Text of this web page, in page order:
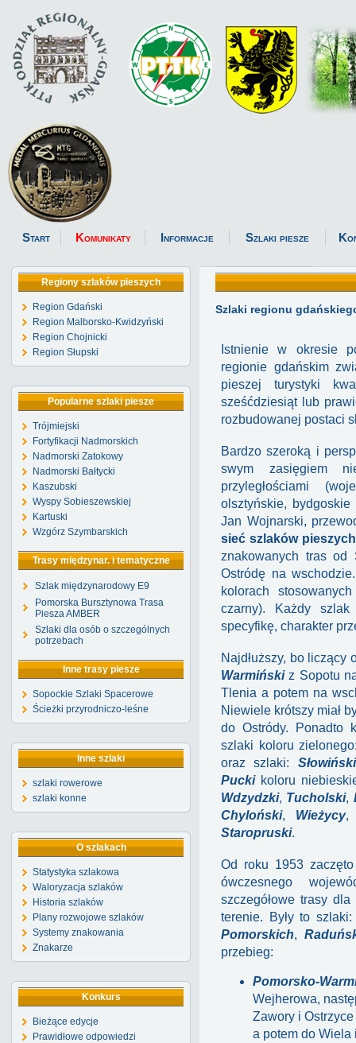
Start Komunikaty Informacje Szlaki piesze
Regiony szlaków pieszych
Region Gdański
Region Malborsko-Kwidzyński
Region Chojnicki
Region Słupski
Popularne szlaki piesze
Trójmiejski
Fortyfikacji Nadmorskich
Nadmorski Zatokowy
Nadmorski Bałtycki
Kaszubski
Wyspy Sobieszewskiej
Kartuski
Wzgórz Szymbarskich
Trasy międzynar. i tematyczne
Szlak międzynarodowy E9
Pomorska Bursztynowa Trasa
Piesza AMBER
Szlaki dla osób o szczególnych
potrzebach
Inne trasy piesze
Sopockie Szlaki Spacerowe
Ścieżki przyrodniczo-leśne
Inne szlaki
szlaki rowerowe
szlaki konne
O szlakach
Statystyka szlakowa
Waloryzacja szlaków
Historia szlaków
Plany rozwojowe szlaków
Systemy znakowania
Znakarze
Konkurs
Bieżące edycje
Prawidłowe odpowiedzi
Szlaki regionu
Istnienie w okresie
regionie gdańskim
pieszej turystyki
sześćdziesiąt lub
rozbudowanej postaci
Bardzo szeroką i
swym zasięgiem
przyległościami
olsztyńskie,
Jan Wojnarski,
sieć szlaków
znakowanych tras od
Ostródę na
kolorach
czarny). Każdy szlak
specyfikę, charakter
Najdłuższy, bo liczący
Warmińskiz Sopotu
Tlenia a potem na
Niewiele krótszy miał
do Ostródy. Ponadto
szlaki koloru
oraz szlaki: Słowiński
Puckikoloru
Wdzydzki, Tucholski,
Chyloński, Wieżycy
Staropruski.
Od roku 1953
ówczesnego
szczegółowe trasy
terenie. Były to
Pomorskich,
przebieg:
Pomorsko-
Wejherowa,
Zawory i
a potem do Wiela